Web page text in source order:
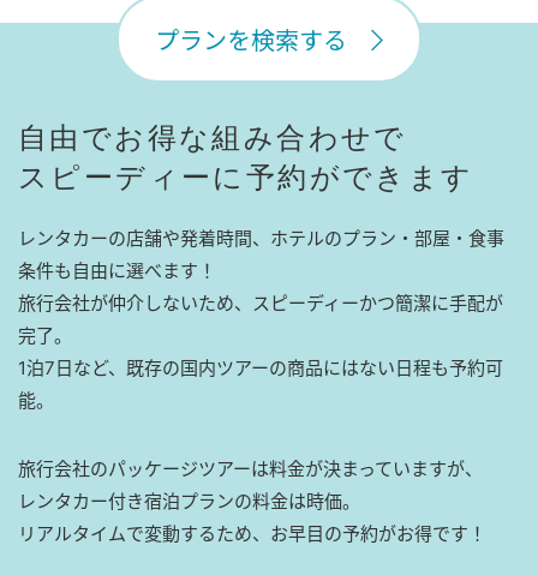
プランを検索する
自由でお得な組み合わせで
スピーディーに予約ができます
レンタカーの店舗や発着時間、ホテルのプラン・部屋・食事
条件も自由に選べます！
旅行会社が仲介しないため、スピーディーかつ簡潔に手配が
完了。
1泊7日など、既存の国内ツアーの商品にはない日程も予約可
能。
旅行会社のパッケージツアーは料金が決まっていますが、
レンタカー付き宿泊プランの料金は時価。
リアルタイムで変動するため、お早目の予約がお得です！